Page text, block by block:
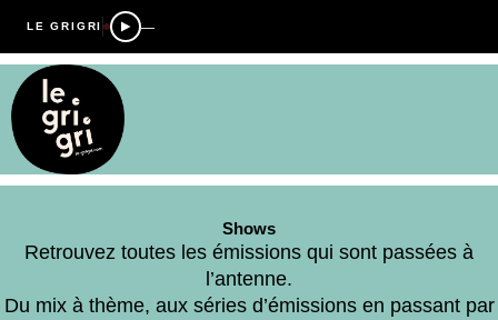
LE GRIGRI —
Shows
Retrouvez toutes les émissions qui sont passées à
l’antenne.
Du mix à thème, aux séries d’émissions en passant par